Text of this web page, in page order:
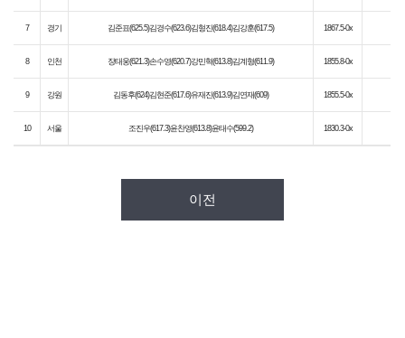
7 경기 김준표(625.5)김경수(623.6)김형진(618.4)김강훈(617.5) 1867.5-0x
8 인천 장태웅(621.3)손수영(620.7)강민혁(613.8)김계형(611.9) 1855.8-0x
9 강원 김동후(624)김현준(617.6)유재진(613.9)김연재(609) 1855.5-0x
10 서울 조진우(617.3)윤찬영(613.8)윤태수(599.2) 1830.3-0x
이전